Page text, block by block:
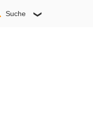
Suche